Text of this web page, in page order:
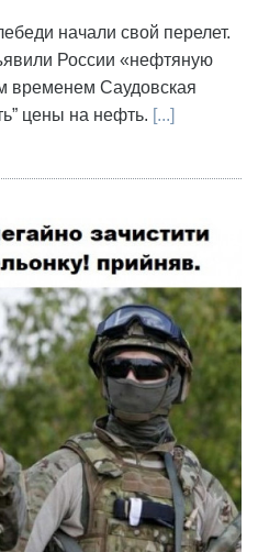
начали свой перелет.
России «нефтяную
временем Саудовская
цены на нефть. [...]